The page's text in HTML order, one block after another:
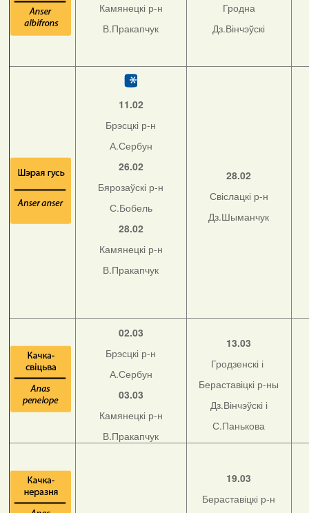
Камянецкі р-н
В.Пракапчук
Гродна
Дз.Вінчэўскі
11.02
Брэсцкі р-н
А.Сербун
26.02
Бярозаўскі р-н
С.Бобель
28.02
Камянецкі р-н
В.Пракапчук
28.02
Свіслацкі р-н
Дз.Шыманчук
02.03
Брэсцкі р-н
А.Сербун
03.03
Камянецкі р-н
В.Пракапчук
13.03
Гродзенскі і
Бераставіцкі р-ны
Дз.Вінчэўскі і
С.Панькова
19.03
Бераставіцкі р-н